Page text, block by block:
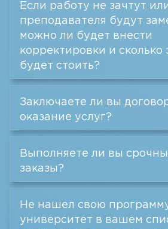
Если работу не зачтут
преподавателя будут
можно ли будет внести
корректировки и сколько
будет стоить?
Заключаете ли вы
оказание услуг?
Выполняете ли вы
заказы?
Не нашел свою
университет в вашем